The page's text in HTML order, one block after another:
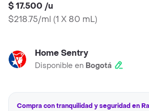
$ 17.500 /u
$218.75/ml (1 X 80 mL)
Home Sentry
Disponible en Bogotá
Compra con tranquilidad y seguridad en